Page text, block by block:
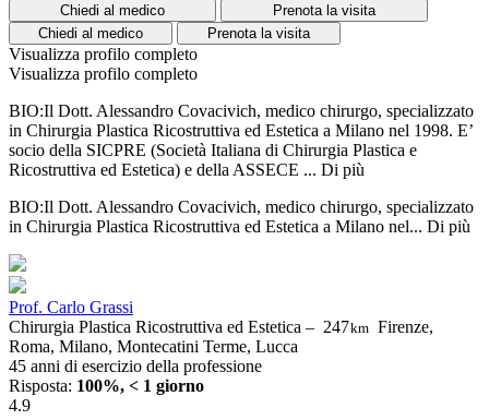
Chiedi al medico
Prenota la visita
Chiedi al medico
Prenota la visita
Visualizza profilo completo
Visualizza profilo completo
BIO:Il Dott. Alessandro Covacivich, medico chirurgo, specializzato
in Chirurgia Plastica Ricostruttiva ed Estetica a Milano nel 1998. E’
socio della SICPRE (Società Italiana di Chirurgia Plastica e
Ricostruttiva ed Estetica) e della ASSECE ... Di più
BIO:Il Dott. Alessandro Covacivich, medico chirurgo, specializzato
in Chirurgia Plastica Ricostruttiva ed Estetica a Milano nel... Di più
Prof. Carlo Grassi
Chirurgia Plastica Ricostruttiva ed Estetica – 247km Firenze,
Roma, Milano, Montecatini Terme, Lucca
45 anni di esercizio della professione
Risposta: 100%, < 1 giorno
4.9